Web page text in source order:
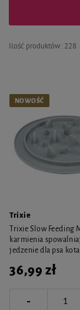
Ilość produktów: 228
NOWOŚĆ
Trixie
Trixie Slow Feeding
karmienia
jedzenie dla psa
36,99 zł
-